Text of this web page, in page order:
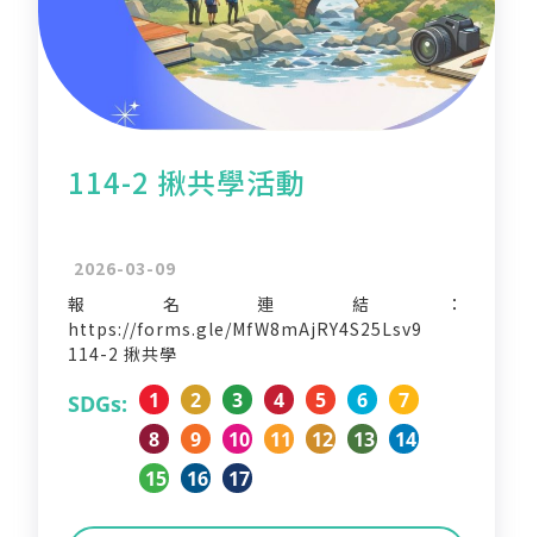
114-2 揪共學活動
2026-03-09
報名連結：
https://forms.gle/MfW8mAjRY4S25Lsv9
114-2 揪共學
SDGs: 1 2 3 4 5 6
7
8
9 10 11 12 13
14
15
16 17